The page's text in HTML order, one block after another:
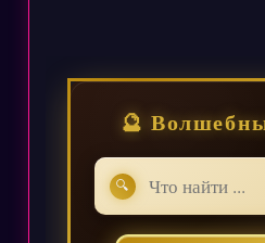
🔮
🔍